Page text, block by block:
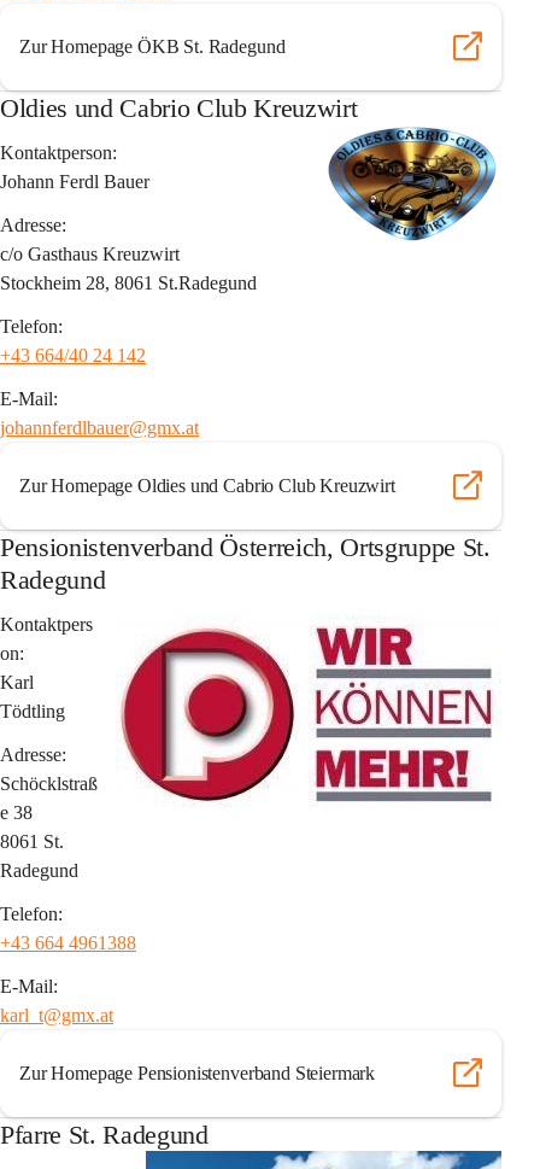
Zur Homepage ÖKB St. Radegund
Oldies und Cabrio Club Kreuzwirt
Kontaktperson:
Johann Ferdl Bauer
Adresse:
c/o Gasthaus Kreuzwirt
Stockheim 28, 8061 St.Radegund
Telefon:
+43 664/40 24 142
E-Mail:
johannferdlbauer@gmx.at
Zur Homepage Oldies und Cabrio Club Kreuzwirt
Pensionistenverband Österreich, Ortsgruppe St.
Radegund
Kontaktpers
on:
Karl
Tödtling
Adresse:
Schöcklstraß
e 38
8061 St.
Radegund
Telefon:
+43 664 4961388
E-Mail:
karl_t@gmx.at
Zur Homepage Pensionistenverband Steiermark
Pfarre St. Radegund